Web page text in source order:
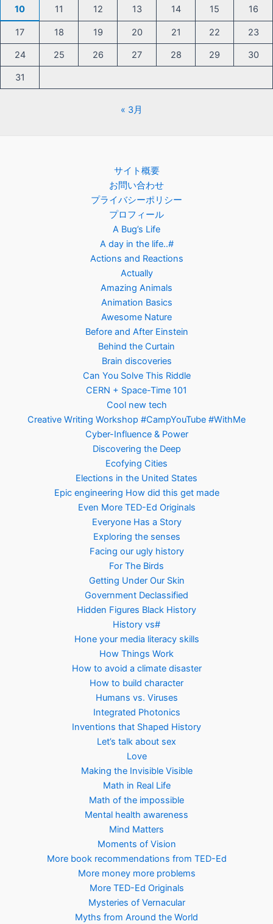
10 11 12 13 14 15 16
17 18 19 20 21 22 23
24 25 26 27 28 29 30
31
« 3月
サイト概要
お問い合わせ
プライバシーポリシー
プロフィール
A Bug’s Life
A day in the life..#
Actions and Reactions
Actually
Amazing Animals
Animation Basics
Awesome Nature
Before and After Einstein
Behind the Curtain
Brain discoveries
Can You Solve This Riddle
CERN + Space-Time 101
Cool new tech
Creative Writing Workshop #CampYouTube #WithMe
Cyber-Influence & Power
Discovering the Deep
Ecofying Cities
Elections in the United States
Epic engineering How did this get made
Even More TED-Ed Originals
Everyone Has a Story
Exploring the senses
Facing our ugly history
For The Birds
Getting Under Our Skin
Government Declassified
Hidden Figures Black History
History vs#
Hone your media literacy skills
How Things Work
How to avoid a climate disaster
How to build character
Humans vs. Viruses
Integrated Photonics
Inventions that Shaped History
Let’s talk about sex
Love
Making the Invisible Visible
Math in Real Life
Math of the impossible
Mental health awareness
Mind Matters
Moments of Vision
More book recommendations from TED-Ed
More money more problems
More TED-Ed Originals
Mysteries of Vernacular
Myths from Around the World